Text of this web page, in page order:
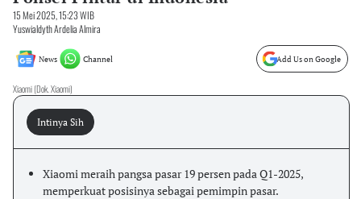
15 Mei 2025, 15:23 WIB
Yuswialdyth Ardelia Almira
News Channel Add Us on Google
Xiaomi (Dok. Xiaomi)
Intinya Sih
Xiaomi meraih pangsa pasar 19 persen pada Q1-2025,
memperkuat posisinya sebagai pemimpin pasar.